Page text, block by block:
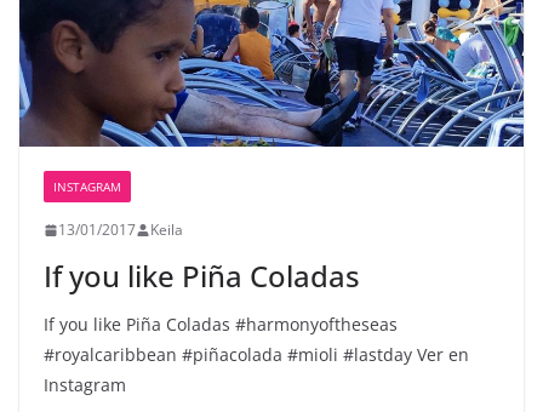
INSTAGRAM
13/01/2017 Keila
If you like Piña Coladas
If you like Piña Coladas #harmonyoftheseas
#royalcaribbean #piñacolada #mioli #lastday Ver en
Instagram